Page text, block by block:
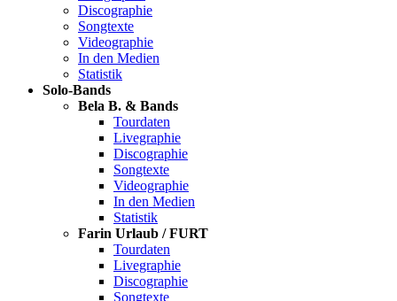
Discographie
Songtexte
Videographie
In den Medien
Statistik
Solo-Bands
Bela B. & Bands
Tourdaten
Livegraphie
Discographie
Songtexte
Videographie
In den Medien
Statistik
Farin Urlaub / FURT
Tourdaten
Livegraphie
Discographie
Songtexte